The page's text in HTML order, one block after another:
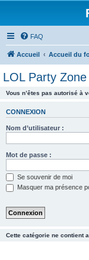
FAQ
Accueil Accueil du
LOL Party Zone
Vous n’êtes pas autorisé à
CONNEXION
Nom d’utilisateur :
Mot de passe :
Se souvenir de moi
Masquer ma présence
Cette catégorie ne contient